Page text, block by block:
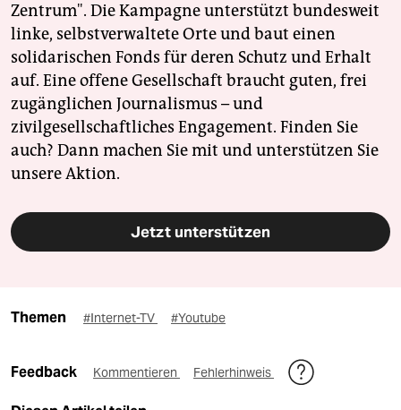
Zentrum". Die Kampagne unterstützt bundesweit
linke, selbstverwaltete Orte und baut einen
solidarischen Fonds für deren Schutz und Erhalt
auf. Eine offene Gesellschaft braucht guten, frei
zugänglichen Journalismus – und
zivilgesellschaftliches Engagement. Finden Sie
auch? Dann machen Sie mit und unterstützen Sie
unsere Aktion.
Jetzt unterstützen
Themen #Internet-TV #Youtube
Feedback Kommentieren Fehlerhinweis